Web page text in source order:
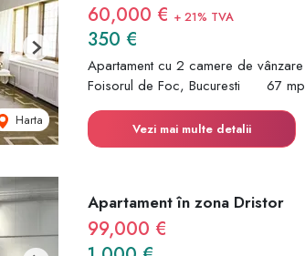
Harta
Next
60,000 € + 21% TVA
350 €
Apartament cu 2 camere de vânzare
Foisorul de Foc, Bucuresti
67 mp
Vezi mai multe detalii
Apartament în zona Dristor
99,000 €